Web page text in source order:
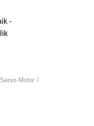
Servo Motor